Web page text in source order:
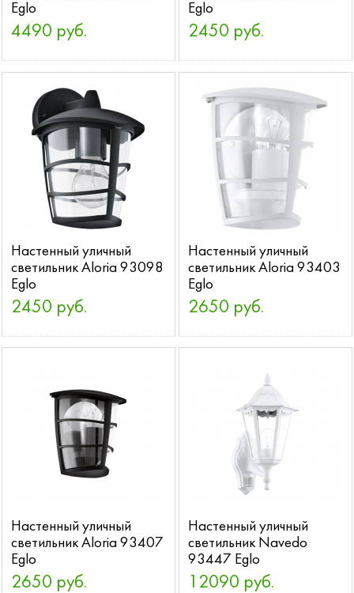
Eglo
4490 руб.
Eglo
2450 руб.
Настенный уличный
светильник Aloria 93098
Eglo
2450 руб.
Настенный уличный
светильник Aloria 93403
Eglo
2650 руб.
Настенный уличный
светильник Aloria 93407
Eglo
2650 руб.
Настенный уличный
светильник Navedo
93447 Eglo
12090 руб.